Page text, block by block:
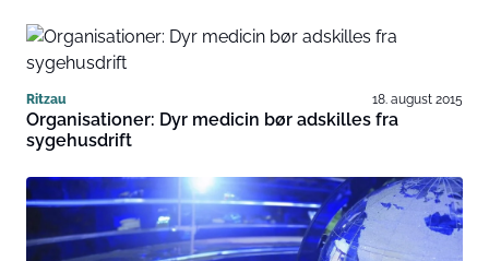
Ritzau 18. august 2015
Organisationer: Dyr medicin bør adskilles fra
sygehusdrift